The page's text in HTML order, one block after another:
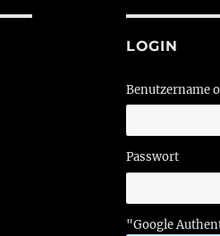
LOGIN
Benutzername
Passwort
"Google